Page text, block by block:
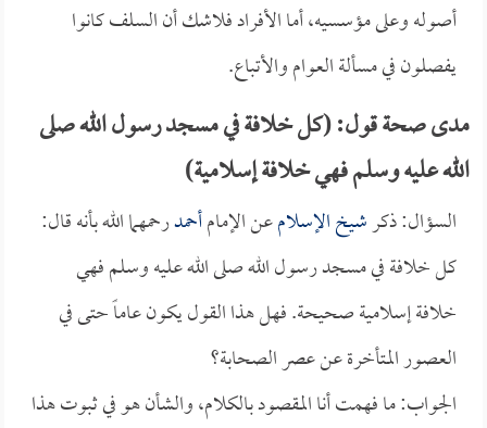
أصوله وعلى مؤسسيه، أما الأفراد فلاشك أن السلف كانوا
يفصلون في مسألة العوام والأتباع.
مدى صحة قول: (كل خلافة في مسجد رسول الله صلى
الله عليه وسلم فهي خلافة إسلامية)
السؤال: ذكرشيخ الإسلامعن الإمامأحمدرحمهما الله بأنه قال:
كل خلافة في مسجد رسول الله صلى الله عليه وسلم فهي
خلافة إسلامية صحيحة. فهل هذا القول يكون عاماً حتى في
العصور المتأخرة عن عصر الصحابة؟
الجواب: ما فهمت أنا المقصود بالكلام، والشأن هو في ثبوت هذا